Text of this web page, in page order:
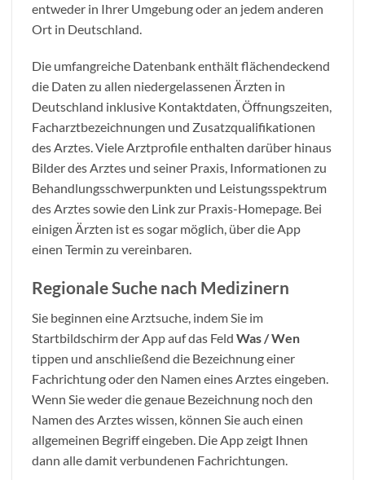
entweder in Ihrer Umgebung oder an jedem anderen
Ort in Deutschland.
Die umfangreiche Datenbank enthält flächendeckend
die Daten zu allen niedergelassenen Ärzten in
Deutschland inklusive Kontaktdaten, Öffnungszeiten,
Facharztbezeichnungen und Zusatzqualifikationen
des Arztes. Viele Arztprofile enthalten darüber hinaus
Bilder des Arztes und seiner Praxis, Informationen zu
Behandlungsschwerpunkten und Leistungsspektrum
des Arztes sowie den Link zur Praxis-Homepage. Bei
einigen Ärzten ist es sogar möglich, über die App
einen Termin zu vereinbaren.
Regionale Suche nach Medizinern
Sie beginnen eine Arztsuche, indem Sie im
Startbildschirm der App auf das Feld Was / Wen
tippen und anschließend die Bezeichnung einer
Fachrichtung oder den Namen eines Arztes eingeben.
Wenn Sie weder die genaue Bezeichnung noch den
Namen des Arztes wissen, können Sie auch einen
allgemeinen Begriff eingeben. Die App zeigt Ihnen
dann alle damit verbundenen Fachrichtungen.